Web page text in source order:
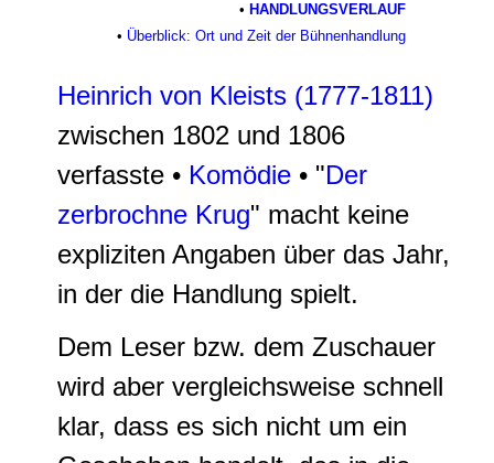
• HANDLUNGSVERLAUF
• Überblick: Ort und Zeit der Bühnenhandlung
Heinrich von Kleists (1777-1811)
zwischen 1802 und 1806
verfasste • Komödie • "Der
zerbrochne Krug" macht keine
expliziten Angaben über das Jahr,
in der die Handlung spielt.
Dem Leser bzw. dem Zuschauer
wird aber vergleichsweise schnell
klar, dass es sich nicht um ein